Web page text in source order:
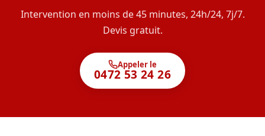
Intervention en moins de 45 minutes, 24h/24, 7j/7.
Devis gratuit.
Appeler le
0472 53 24 26